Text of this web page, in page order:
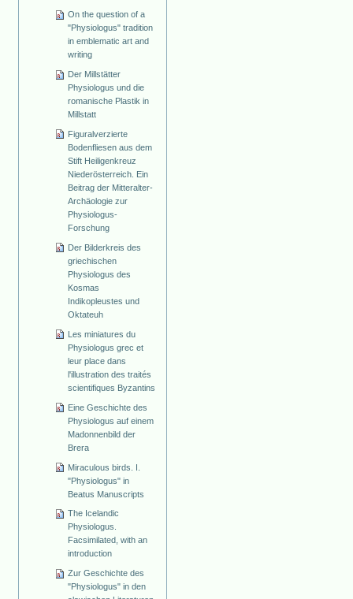
On the question of a
"Physiologus" tradition
in emblematic art and
writing
Der Millstätter
Physiologus und die
romanische Plastik in
Millstatt
Figuralverzierte
Bodenfliesen aus dem
Stift Heiligenkreuz
Niederösterreich. Ein
Beitrag der Mitteralter-
Archäologie zur
Physiologus-
Forschung
Der Bilderkreis des
griechischen
Physiologus des
Kosmas
Indikopleustes und
Oktateuh
Les miniatures du
Physiologus grec et
leur place dans
l'illustration des traités
scientifiques Byzantins
Eine Geschichte des
Physiologus auf einem
Madonnenbild der
Brera
Miraculous birds. I.
"Physiologus" in
Beatus Manuscripts
The Icelandic
Physiologus.
Facsimilated, with an
introduction
Zur Geschichte des
"Physiologus" in den